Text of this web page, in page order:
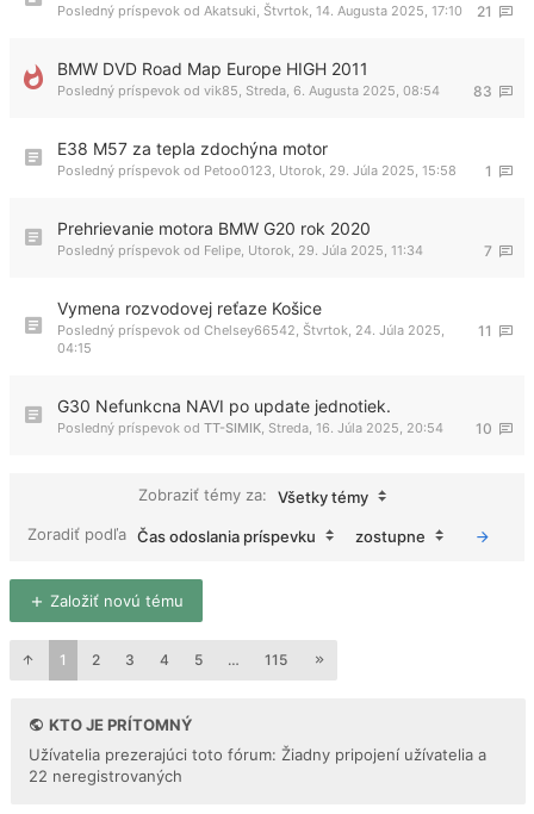
21
Posledný príspevok od Akatsuki Štvrtok, 14. Augusta 2025, 17:10
BMW DVD Road Map Europe HIGH 2011
83
Posledný príspevok od vik85 Streda, 6. Augusta 2025, 08:54
E38 M57 za tepla zdochýna motor
1
Posledný príspevok od Petoo0123 Utorok, 29. Júla 2025, 15:58
Prehrievanie motora BMW G20 rok 2020
7
Posledný príspevok od Felipe Utorok, 29. Júla 2025, 11:34
Vymena rozvodovej reťaze Košice
11
Posledný príspevok od Chelsey66542 Štvrtok, 24. Júla 2025,
04:15
G30 Nefunkcna NAVI po update jednotiek.
10
Posledný príspevok od TT-SIMIK Streda, 16. Júla 2025, 20:54
Zobraziť témy za:
Všetky témy
Zoradiť podľa Čas odoslania príspevku zostupne
Založiť novú tému
1 2 3 4 5 … 115
KTO JE PRÍTOMNÝ
Užívatelia prezerajúci toto fórum: Žiadny pripojení užívatelia a
22 neregistrovaných